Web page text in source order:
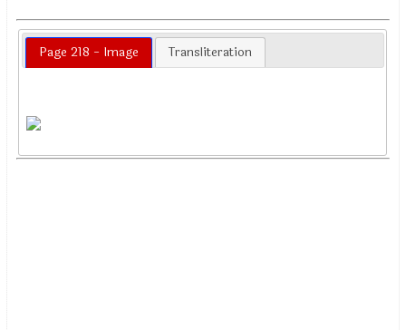
Page 218 - Image Transliteration